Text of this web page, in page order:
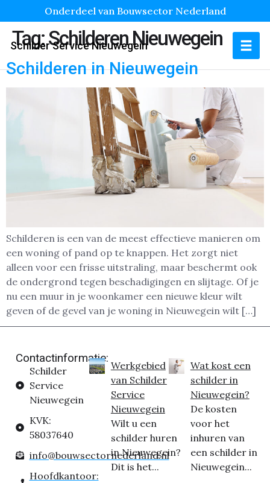
Onderdeel van Bouwsector Nederland
Schilder Service Nieuwegein
Tag:Schilderen Nieuwegein
Schilderen in Nieuwegein
Schilderen is een van de meest effectieve manieren om
een woning of pand op te knappen. Het zorgt niet
alleen voor een frisse uitstraling, maar beschermt ook
de ondergrond tegen beschadigingen en slijtage. Of je
nu een muur in je woonkamer een nieuwe kleur wilt
geven of de gevel van je woning in Nieuwegein wilt […]
Contactinformatie:
Schilder
Service
Nieuwegein
KVK:
58037640
info@bouwsectornederland.nl
Hoofdkantoor:
Werkgebied
van Schilder
Service
Nieuwegein
Wilt u een
schilder huren
in Nieuwegein?
Dit is het...
Wat kost een
schilder in
Nieuwegein?
De kosten
voor het
inhuren van
een schilder in
Nieuwegein...